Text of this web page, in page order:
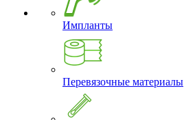
Импланты
Перевязочные материалы